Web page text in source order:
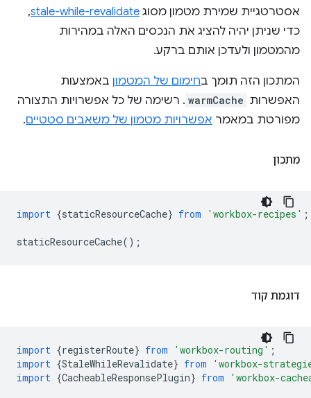
אסטרטגיית שמירת מטמון מסוג stale-while-revalidate
,
כדי שניתן יהיה להציג את הנכסים האלה במהירות
מהמטמון ולעדכן אותם ברקע.
המתכון הזה תומך בחימום של המטמון באמצעות
האפשרות warmCache . רשימה של כל אפשרויות התצורה
מפורטת במאמר אפשרויות מטמון של משאבים סטטיים.
מתכון
import {staticResourceCache} from 'workbox-recipes' ;
staticResourceCache();
דוגמת קוד
import {registerRoute} from 'workbox-routing' ;
import {StaleWhileRevalidate} from
'workbox-
import {CacheableResponsePlugin} from 'workbox-